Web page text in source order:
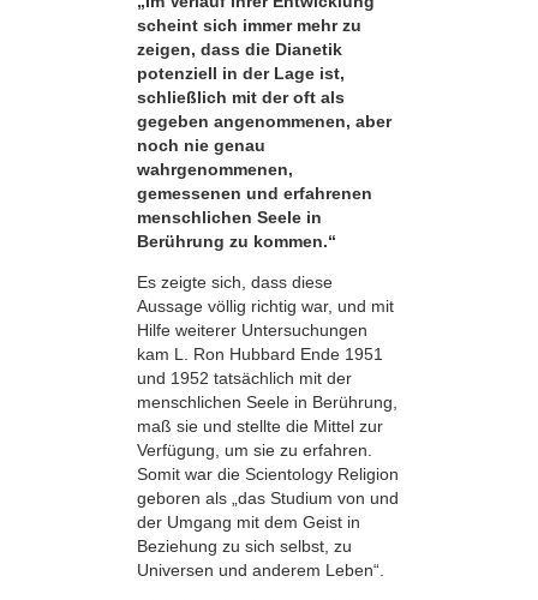
scheint sich immer mehr zu
zeigen, dass die Dianetik
potenziell in der Lage ist,
schließlich mit der oft als
gegeben angenommenen, aber
noch nie genau
wahrgenommenen,
gemessenen und erfahrenen
menschlichen Seele in
Berührung zu kommen.“
Es zeigte sich, dass diese
Aussage völlig richtig war, und mit
Hilfe weiterer Untersuchungen
kam L. Ron Hubbard Ende 1951
und 1952 tatsächlich mit der
menschlichen Seele in Berührung,
maß sie und stellte die Mittel zur
Verfügung, um sie zu erfahren.
Somit war die Scientology Religion
geboren als „das Studium von und
der Umgang mit dem Geist in
Beziehung zu sich selbst, zu
Universen und anderem Leben“.